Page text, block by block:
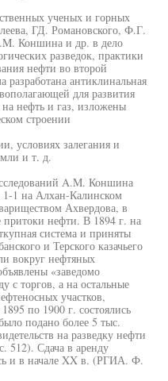
ученых и горных
ГД. Романовского, Ф.Г.
Коншина и др. в дело
разведок, практики
нефти во второй
антиклинальная
для развития
нефть и газ, изложены
строении
условиях залегания и
и т. д.
A.M. Коншина
1-1 на Алхан-Калинском
Ахвердова, в
нефти. В 1894 г. на
система и приняты
и Терского казачьего
вокруг нефтяных
«заведомо
с торгов, а на остальные
участков,
по 1900 г. состоялись
подано более 5 тыс.
на разведку нефти
512). Сдача в аренду
и в начале XX в. (РГИА. Ф.